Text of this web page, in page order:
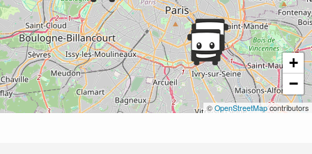
+
−
© OpenStreetMapcontributors